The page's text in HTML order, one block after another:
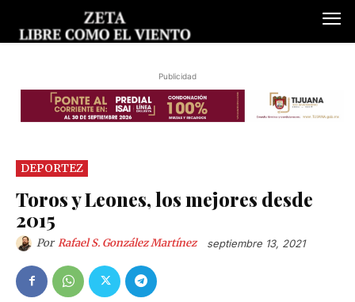
Publicidad
DEPORTEZ
Toros y Leones, los mejores desde
2015
Por Rafael S. González Martínez septiembre 13, 2021